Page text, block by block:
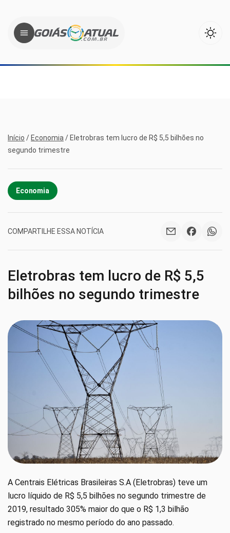
Início / Economia / Eletrobras tem lucro de R$ 5,5 bilhões no
segundo trimestre
Economia
COMPARTILHE ESSA NOTÍCIA
Eletrobras tem lucro de R$ 5,5
bilhões no segundo trimestre
A Centrais Elétricas Brasileiras S.A (Eletrobras) teve um
lucro líquido de R$ 5,5 bilhões no segundo trimestre de
2019, resultado 305% maior do que o R$ 1,3 bilhão
registrado no mesmo período do ano passado.